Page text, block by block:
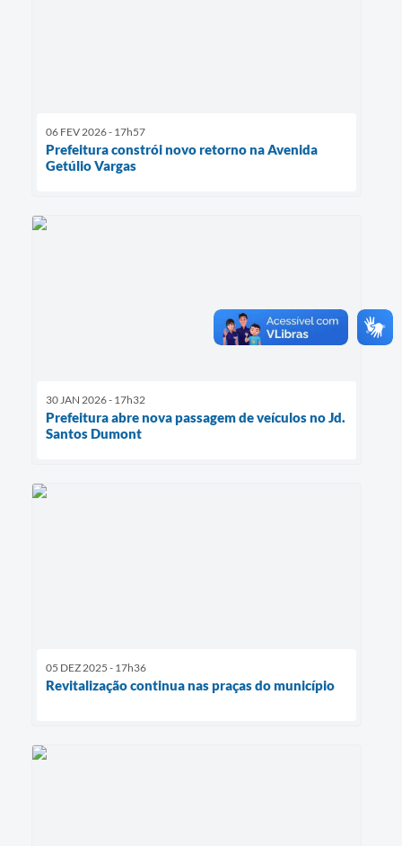
06 FEV 2026 - 17h57
Prefeitura constrói novo retorno na Avenida
Getúlio Vargas
30 JAN 2026 - 17h32
Prefeitura abre nova passagem de veículos no Jd.
Santos Dumont
05 DEZ 2025 - 17h36
Revitalização continua nas praças do município